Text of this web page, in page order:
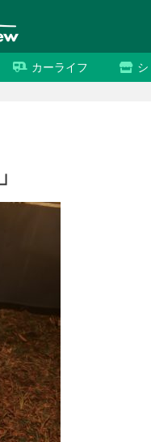
カーライフ